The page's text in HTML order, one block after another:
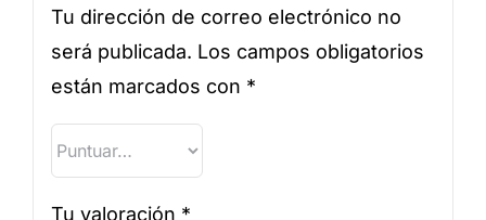
Tu dirección de correo electrónico no
será publicada. Los campos obligatorios
están marcados con *
Tu valoración *